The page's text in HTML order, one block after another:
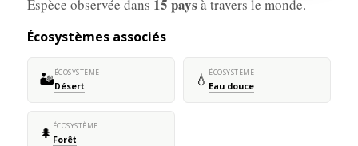
Espèce observée dans 15 pays à travers le monde.
Écosystèmes associés
🏜️ÉCOSYSTÈME
Désert 💧 ÉCOSYSTÈME
Eau douce
🌲 ÉCOSYSTÈME
Forêt